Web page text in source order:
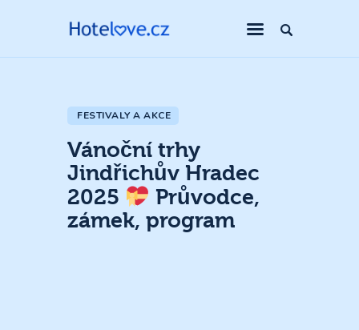
FESTIVALY A AKCE
Vánoční trhy
Jindřichův Hradec
2025
Průvodce,
zámek, program